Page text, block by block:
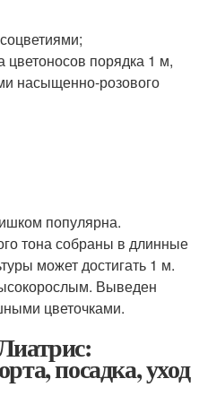
порядка 1 м,
насыщенно-розового
популярна.
тона собраны в длинные
может достигать 1 м.
Выведен
цветочками.
посадка, уход